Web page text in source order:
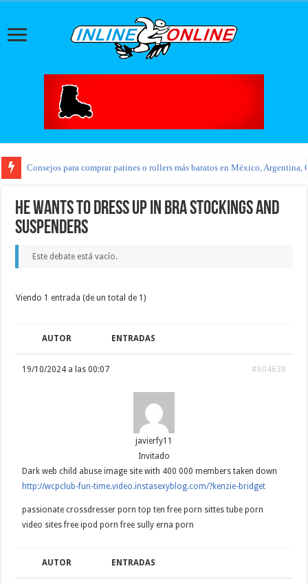
Consejos para comprar patines o rollers más baratos en México, Argentina,
He wants to dress up in bra stockings and
suspenders
Este debate está vacío.
Viendo 1 entrada (de un total de 1)
AUTOR ENTRADAS
19/10/2024 a las 00:07 #604638
javierfy11
Invitado
Dark web child abuse image site with 400 000 members taken down
http://wcpclub-fun-time.video.instasexyblog.com/?kenzie-bridget
passionate crossdresser porn top ten free porn sittes tube porn
video sites free ipod porn free sully erna porn
AUTOR ENTRADAS